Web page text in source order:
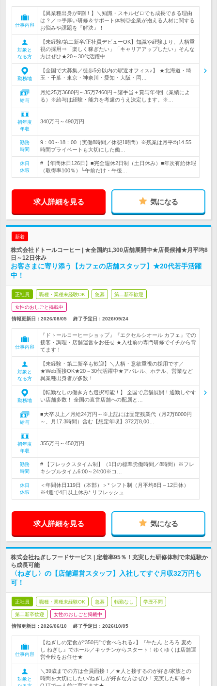
仕事内容
【異業種出身が9割！】＼知識・スキルゼロでも成長できる理由
は？／⇒手厚い研修＆サポート体制◎企業が抱える人材に関する
お悩みや課題を『解決』！
対象と
なる方
【未経験/第二新卒/正社員デビューOK】知識や経験より、人柄重
視の採用⇒「楽しく稼ぎたい」「キャリアアップしたい」そんな
方はぜひ★20～30代活躍中
勤務地
【全国で大募集／徒歩5分以内の駅近オフィス♪】 ★北海道・埼
玉・千葉・東京・神奈川・愛知・大阪・岡…
給与
月給25万3680円～35万7460円＋諸手当＋賞与年4回（業績によ
る）※給与は経験・能力を考慮のうえ決定します。※…
初年度
年収
340万円～490万円
勤務
時間
9：00～18：00（実働8時間／休憩1時間）※残業は月平均14.55
時間プライベートも大切にした働…
休日
休暇
# 【年間休日126日】■完全週休2日制（土日休み）■年次有給休暇
（取得率100％）└午前だけ・午後…
求人詳細を見る 気になる
新着
株式会社ドトールコーヒー | ★全国約1,300店舗展開中★店長候補★月平均8
日～12日休み
お客さまに寄り添う【カフェの店舗スタッフ】★20代若手活躍
中！
正社員 職種・業種未経験OK 急募 第二新卒歓迎
女性のおしごと掲載中
情報更新日：2026/08/05 終了予定日： 2026/09/24
仕事内容
『ドトールコーヒーショップ』『エクセルシオール カフェ』での
接客・調理・店舗運営をお任せ ★入社前の専門研修でイチから育
てます！
対象と
なる方
【未経験・第二新卒も歓迎】＼人柄・意欲重視の採用です／
★Web面接OK★20～30代活躍中★アパレル、ホテル、営業など
異業種出身者が多数！
勤務地
【転勤なしの働き方も選択可能！】 全国で店舗展開！通勤しやす
い店舗多数！ 全国の直営店舗への配属と…
給与
■大卒以上／月給24万円～※上記には固定残業代（月2万8000円
～、月17.3時間）含む【想定年収】372万8,00…
初年度
年収
355万円～450万円
勤務
時間
# 【フレックスタイム制】（1日の標準労働時間／8時間）※フレ
キシブルタイム6:00～24:00※コ…
休日
休暇
＜年間休日119日（本部）＞* シフト制（月平均8日～12日休）
※4週で4日以上休み* リフレッシュ…
求人詳細を見る 気になる
株式会社ねぎしフードサービス | 定着率95％！充実した研修体制で未経験か
ら成長可能
〈ねぎし〉の【店舗運営スタッフ】入社してすぐ月収32万円も
可！
正社員 職種・業種未経験OK 急募 転勤なし 学歴不問
第二新卒歓迎 女性のおしごと掲載中
情報更新日：2026/06/10 終了予定日： 2026/10/05
仕事内容
【ねぎしの定食が“350円”で食べられる♪】『牛たん とろろ 麦め
し ねぎし』でホール／キッチンからスタート！ゆくゆくは店舗運
営全般をお任せ★
対象と
＼39歳までの方は全員面接！／★人と接するのが好き/家族との
時間を大切にしたい/ねぎしが好きな方はぜひ！充実した研修＋